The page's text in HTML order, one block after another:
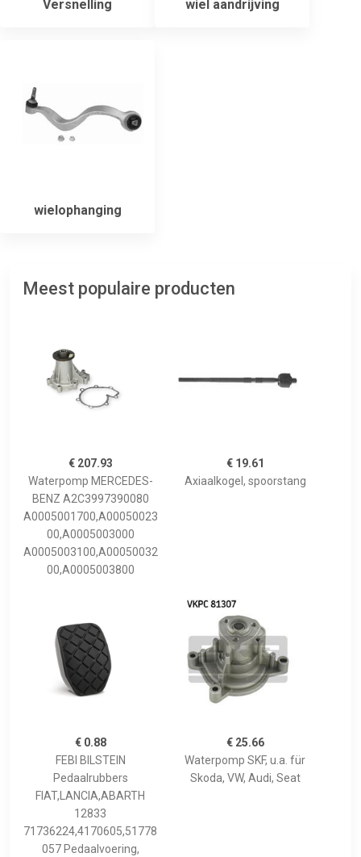
Versnelling wiel aandrijving
wielophanging
Meest populaire producten
€ 207.93
Waterpomp MERCEDES-
BENZ A2C3997390080
A0005001700,A00050023
00,A0005003000
A0005003100,A00050032
00,A0005003800
€ 19.61
Axiaalkogel, spoorstang
€ 0.88
FEBI BILSTEIN
Pedaalrubbers
FIAT,LANCIA,ABARTH
12833
71736224,4170605,51778
057 Pedaalvoering,
€ 25.66
Waterpomp SKF, u.a. für
Skoda, VW, Audi, Seat